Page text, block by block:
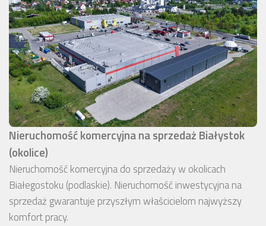
Nieruchomość komercyjna na sprzedaż Białystok
(okolice)
Nieruchomość komercyjna do sprzedaży w okolicach
Białegostoku (podlaskie). Nieruchomość inwestycyjna na
sprzedaż gwarantuje przyszłym właścicielom najwyższy
komfort pracy.